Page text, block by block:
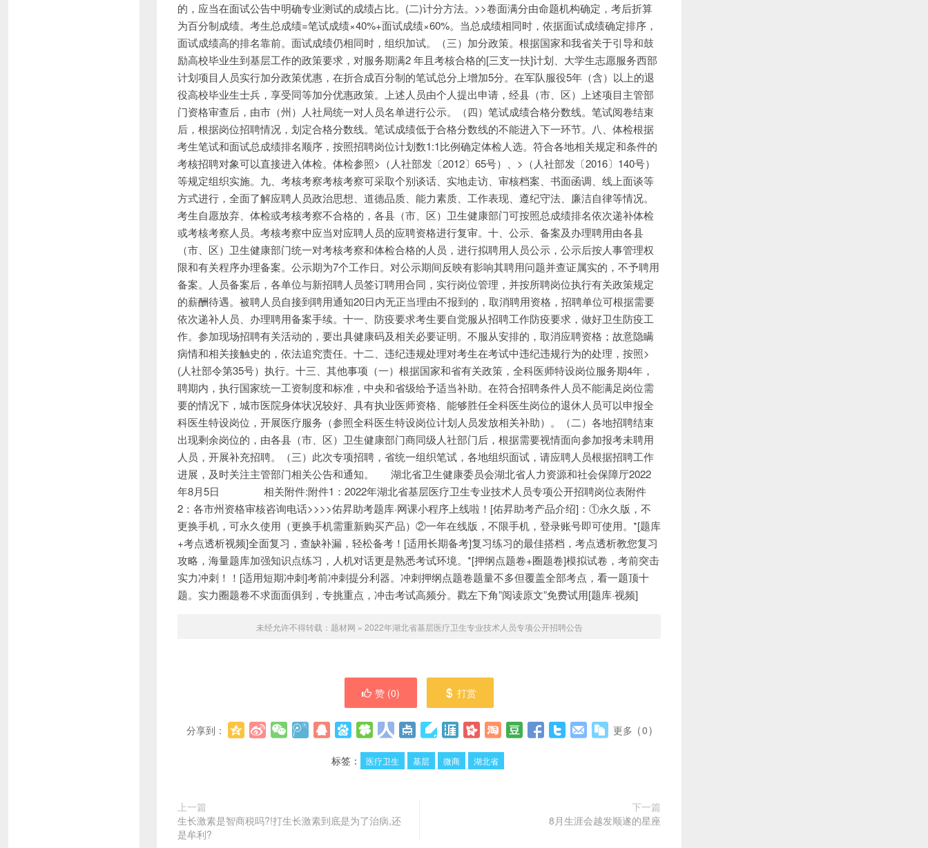
的，应当在面试公告中明确专业测试的成绩占比。(二)计分方法。>>卷面满分由命题机构确定，考后折算
为百分制成绩。考生总成绩=笔试成绩×40%+面试成绩×60%。当总成绩相同时，依据面试成绩确定排序，
面试成绩高的排名靠前。面试成绩仍相同时，组织加试。（三）加分政策。根据国家和我省关于引导和鼓
励高校毕业生到基层工作的政策要求，对服务期满2 年且考核合格的[三支一扶]计划、大学生志愿服务西部
计划项目人员实行加分政策优惠，在折合成百分制的笔试总分上增加5分。在军队服役5年（含）以上的退
役高校毕业生士兵，享受同等加分优惠政策。上述人员由个人提出申请，经县（市、区）上述项目主管部
门资格审查后，由市（州）人社局统一对人员名单进行公示。（四）笔试成绩合格分数线。笔试阅卷结束
后，根据岗位招聘情况，划定合格分数线。笔试成绩低于合格分数线的不能进入下一环节。八、体检根据
考生笔试和面试总成绩排名顺序，按照招聘岗位计划数1:1比例确定体检人选。符合各地相关规定和条件的
考核招聘对象可以直接进入体检。体检参照>（人社部发〔2012〕65号）、>（人社部发〔2016〕140号）
等规定组织实施。九、考核考察考核考察可采取个别谈话、实地走访、审核档案、书面函调、线上面谈等
方式进行，全面了解应聘人员政治思想、道德品质、能力素质、工作表现、遵纪守法、廉洁自律等情况。
考生自愿放弃、体检或考核考察不合格的，各县（市、区）卫生健康部门可按照总成绩排名依次递补体检
或考核考察人员。考核考察中应当对应聘人员的应聘资格进行复审。十、公示、备案及办理聘用由各县
（市、区）卫生健康部门统一对考核考察和体检合格的人员，进行拟聘用人员公示，公示后按人事管理权
限和有关程序办理备案。公示期为7个工作日。对公示期间反映有影响其聘用问题并查证属实的，不予聘用
备案。人员备案后，各单位与新招聘人员签订聘用合同，实行岗位管理，并按所聘岗位执行有关政策规定
的薪酬待遇。被聘人员自接到聘用通知20日内无正当理由不报到的，取消聘用资格，招聘单位可根据需要
依次递补人员、办理聘用备案手续。十一、防疫要求考生要自觉服从招聘工作防疫要求，做好卫生防疫工
作。参加现场招聘有关活动的，要出具健康码及相关必要证明。不服从安排的，取消应聘资格；故意隐瞒
病情和相关接触史的，依法追究责任。十二、违纪违规处理对考生在考试中违纪违规行为的处理，按照>
(人社部令第35号）执行。十三、其他事项（一）根据国家和省有关政策，全科医师特设岗位服务期4年，
聘期内，执行国家统一工资制度和标准，中央和省级给予适当补助。在符合招聘条件人员不能满足岗位需
要的情况下，城市医院身体状况较好、具有执业医师资格、能够胜任全科医生岗位的退休人员可以申报全
科医生特设岗位，开展医疗服务（参照全科医生特设岗位计划人员发放相关补助）。（二）各地招聘结束
出现剩余岗位的，由各县（市、区）卫生健康部门商同级人社部门后，根据需要视情面向参加报考未聘用
人员，开展补充招聘。（三）此次专项招聘，省统一组织笔试，各地组织面试，请应聘人员根据招聘工作
进展，及时关注主管部门相关公告和通知。 湖北省卫生健康委员会湖北省人力资源和社会保障厅2022
年8月5日 相关附件:附件1：2022年湖北省基层医疗卫生专业技术人员专项公开招聘岗位表附件
2：各市州资格审核咨询电话>>>>佑昇助考题库·网课小程序上线啦！[佑昇助考产品介绍]：①永久版，不
更换手机，可永久使用（更换手机需重新购买产品）②一年在线版，不限手机，登录账号即可使用。*[题库
+考点透析视频]全面复习，查缺补漏，轻松备考！[适用长期备考]复习练习的最佳搭档，考点透析教您复习
攻略，海量题库加强知识点练习，人机对话更是熟悉考试环境。*[押纲点题卷+圈题卷]模拟试卷，考前突击
实力冲刺！！[适用短期冲刺]考前冲刺提分利器。冲刺押纲点题卷题量不多但覆盖全部考点，看一题顶十
题。实力圈题卷不求面面俱到，专挑重点，冲击考试高频分。戳左下角”阅读原文”免费试用[题库·视频]
未经允许不得转载： 题材网 » 2022年湖北省基层医疗卫生专业技术人员专项公开招聘公告
赞 (0) 打赏
分享到： 更多 (0)
标签： 医疗卫生 基层 微商 湖北省
上一篇
生长激素是智商税吗?!打生长激素到底是为了治病,还
是牟利?
下一篇
8月生涯会越发顺遂的星座